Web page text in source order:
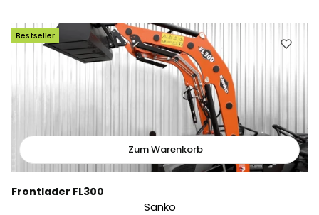
Bestseller
Zum Warenkorb
Frontlader FL300
Sanko